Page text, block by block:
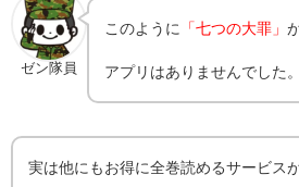
ゼン隊員
このように 「七つの大罪」
アプリはありませんでした。
実は他にもお得に全巻読めるサービス